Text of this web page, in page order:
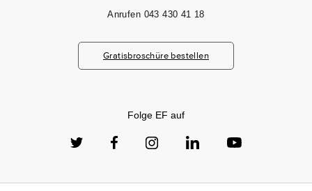
Anrufen 043 430 41 18
Gratisbroschüre bestellen
Folge EF auf